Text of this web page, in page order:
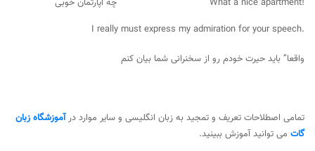
!What a nice apartment چه آپارتمان خوبی
.I really must express my admiration for your speech
واقعا” باید حیرت خودم رو از سخنرانی شما بیان کنم
تمامی اصطلاحات تعریف و تمجید به زبان انگلیسی و سایر موارد درآموزشگاه زبان
گات می توانید آموزش ببینید.